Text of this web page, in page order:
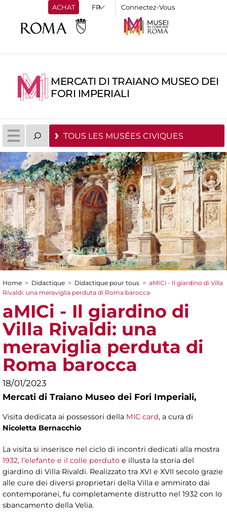
ACHAT Connectez-Vous
MERCATI DI TRAIANO MUSEO DEI
FORI IMPERIALI
TOUS LES MUSÉES CIVIQUES
You are here
Home > Didactique > Didactique pour tous > aMICi - Il giardino di Villa
Rivaldi: una meraviglia perduta di Roma barocca
aMICi - Il giardino di
Villa Rivaldi: una
meraviglia perduta di
Roma barocca
18/01/2023
Mercati di Traiano Museo dei Fori Imperiali,
Visita dedicata ai possessori della MIC card, a cura di
Nicoletta Bernacchio
La visita si inserisce nel ciclo di incontri dedicati alla mostra
1932, l’elefante e il colle perduto e illusta la storia del
giardino di Villa Rivaldi. Realizzato tra XVI e XVII secolo grazie
alle cure dei diversi proprietari della Villa e ammirato dai
contemporanei, fu completamente distrutto nel 1932 con lo
sbancamento della Velia.